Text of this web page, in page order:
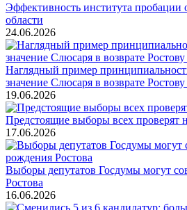
Эффективность института пробации
области
24.06.2026
Наглядный пример
значение Слюсаря в возврате
19.06.2026
Предстоящие выборы всех проверят
17.06.2026
Выборы депутатов Госдумы могут
Ростова
16.06.2026